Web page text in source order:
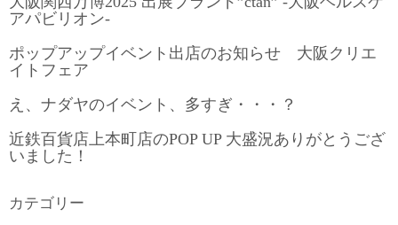
アパビリオン-
ポップアップイベント出店のお知らせ 大阪クリエ
イトフェア
え、ナダヤのイベント、多すぎ・・・？
近鉄百貨店上本町店のPOP UP 大盛況ありがとうござ
いました！
カテゴリー